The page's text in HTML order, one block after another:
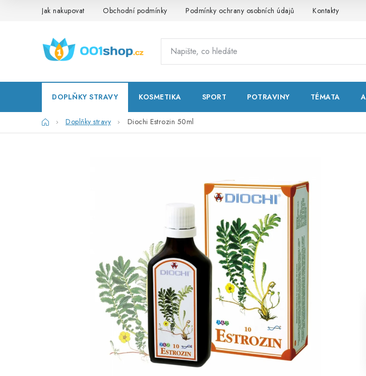
Jak nakupovat Obchodní podmínky Podmínky ochrany osobních údajů Kontakty
DOPLŇKY STRAVY KOSMETIKA SPORT POTRAVINY TÉMATA
DomůDoplňky stravy Diochi Estrozin 50ml